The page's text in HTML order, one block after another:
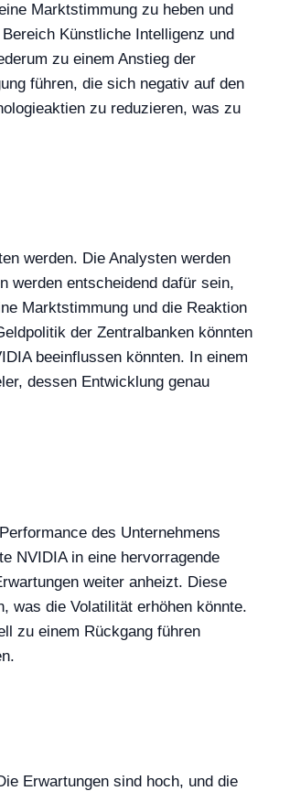
Marktstimmung zu heben und
Künstliche Intelligenz und
zu einem Anstieg der
führen, die sich negativ auf den
zu reduzieren, was zu
werden. Die Analysten werden
werden entscheidend dafür sein,
Marktstimmung und die Reaktion
der Zentralbanken könnten
beeinflussen könnten. In einem
dessen Entwicklung genau
des Unternehmens
NVIDIA in eine hervorragende
weiter anheizt. Diese
was die Volatilität erhöhen könnte.
zu einem Rückgang führen
Erwartungen sind hoch, und die